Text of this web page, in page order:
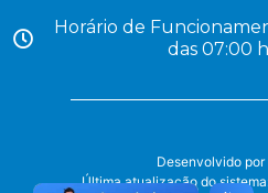
Horário de
das 07:00
Desenvolvido por
Última atualização do